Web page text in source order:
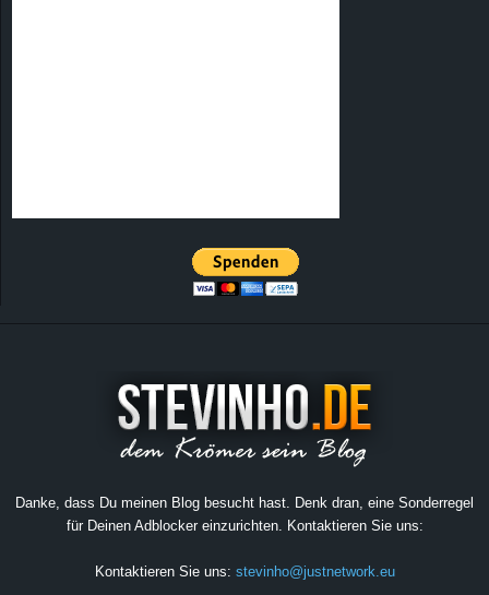
Danke, dass Du meinen Blog besucht hast. Denk dran, eine Sonderregel
für Deinen Adblocker einzurichten. Kontaktieren Sie uns:
Kontaktieren Sie uns: stevinho@justnetwork.eu